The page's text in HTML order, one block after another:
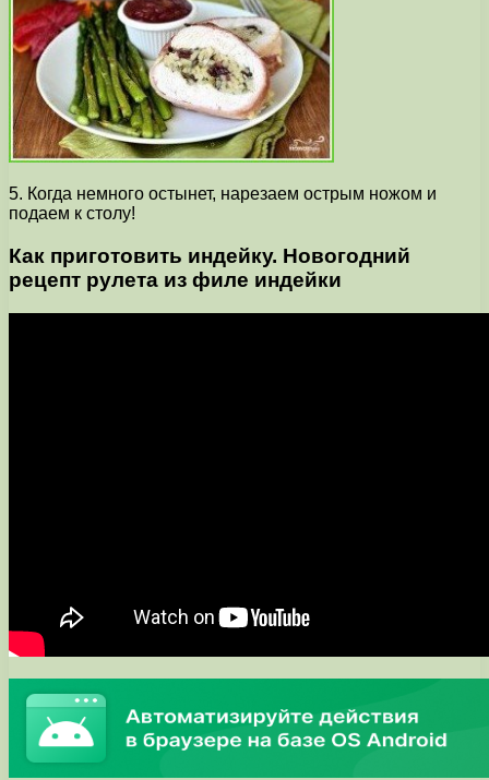
5. Когда немного остынет, нарезаем острым ножом и
подаем к столу!
Как приготовить индейку. Новогодний
рецепт рулета из филе индейки